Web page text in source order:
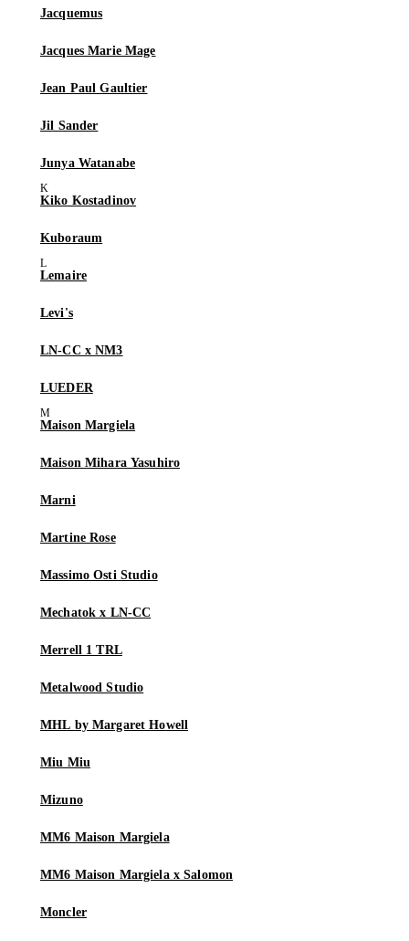
Jacquemus
Jacques Marie Mage
Jean Paul Gaultier
Jil Sander
Junya Watanabe
Kiko Kostadinov
Kuboraum
Lemaire
Levi's
LN-CC x NM3
LUEDER
Maison Margiela
Maison Mihara Yasuhiro
Marni
Martine Rose
Massimo Osti Studio
Mechatok x LN-CC
Merrell 1 TRL
Metalwood Studio
MHL by Margaret Howell
Miu Miu
Mizuno
MM6 Maison Margiela
MM6 Maison Margiela x Salomon
Moncler